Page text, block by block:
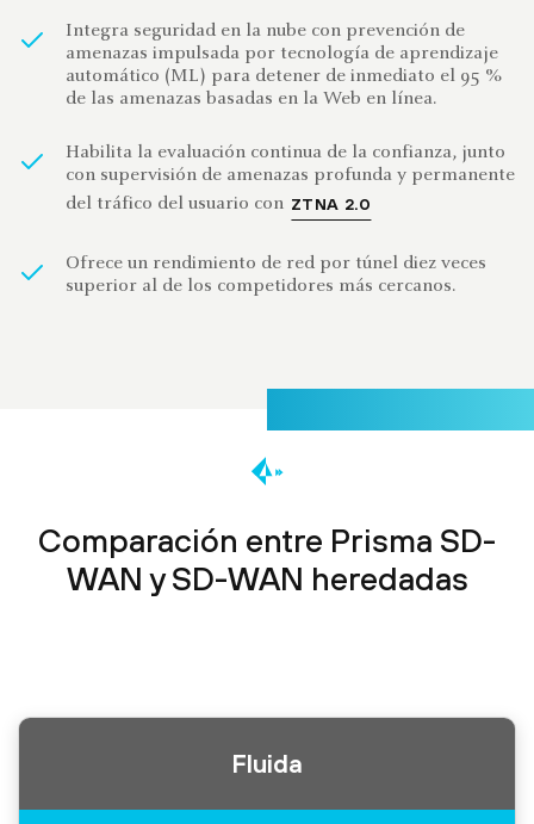
Integra seguridad en la nube con prevención de
amenazas impulsada por tecnología de aprendizaje
automático (ML) para detener de inmediato el 95 %
de las amenazas basadas en la Web en línea.
Habilita la evaluación continua de la confianza, junto
con supervisión de amenazas profunda y permanente
del tráfico del usuario con ZTNA 2.0
Ofrece un rendimiento de red por túnel diez veces
superior al de los competidores más cercanos.
Comparación entre Prisma SD-
WAN y SD-WAN heredadas
Fluida